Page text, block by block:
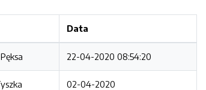
Data
22-04-2020 08:54:20
02-04-2020